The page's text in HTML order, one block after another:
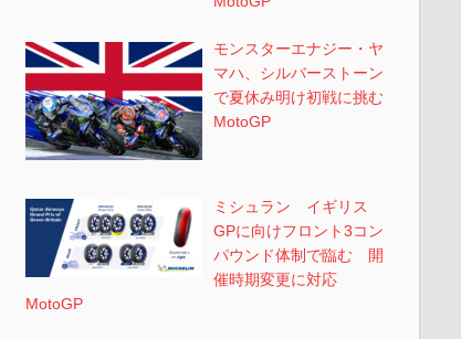
モンスターエナジー・ヤ
マハ、シルバーストーン
で夏休み明け初戦に挑む
MotoGP
ミシュラン イギリス
GPに向けフロント3コン
パウンド体制で臨む 開
催時期変更に対応
MotoGP